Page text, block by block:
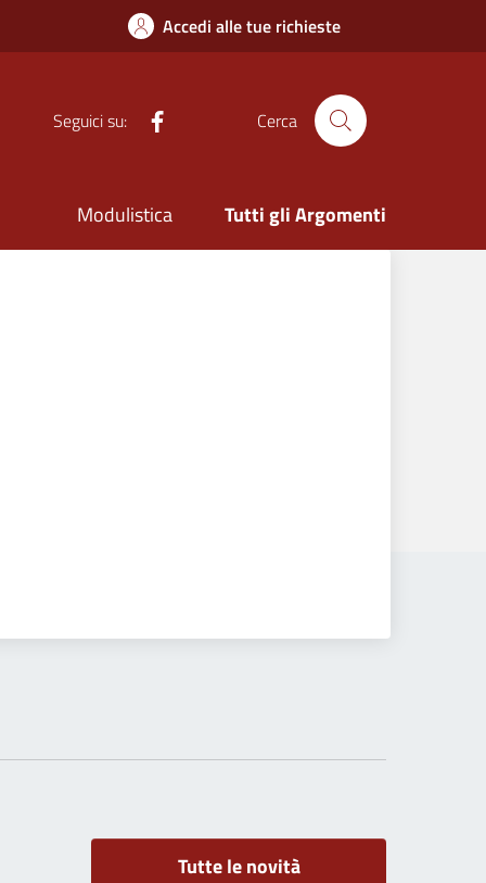
Accedi alle tue richieste
Seguici su: Cerca
Modulistica Tutti gli Argomenti
Tutte le novità